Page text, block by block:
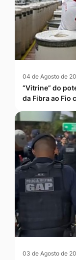
04 de Agosto de
“Vitrine” do
da Fibra ao Fio
03 de Agosto de